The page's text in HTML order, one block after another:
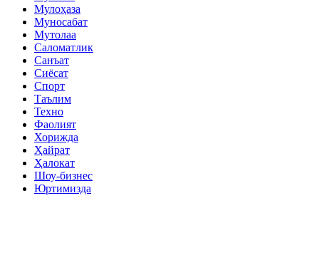
Мулоҳаза
Муносабат
Мутолаа
Саломатлик
Санъат
Сиёсат
Спорт
Таълим
Техно
Фаолият
Хорижда
Ҳайрат
Ҳалокат
Шоу-бизнес
Юртимизда